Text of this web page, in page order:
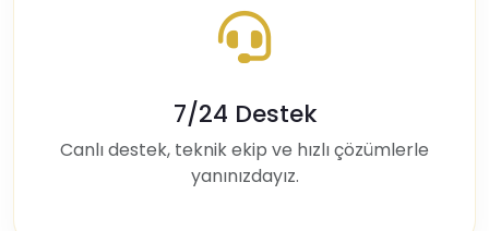
7/24 Destek
Canlı destek, teknik ekip ve hızlı çözümlerle
yanınızdayız.